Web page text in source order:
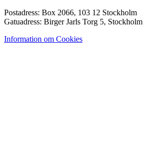
Postadress: Box 2066, 103 12 Stockholm
Gatuadress: Birger Jarls Torg 5, Stockholm
Information om Cookies